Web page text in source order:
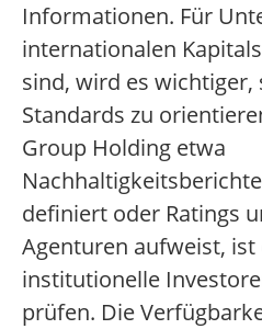
Informationen. Für
internationalen
sind, wird es
Standards zu
Group Holding etwa
definiert oder Ratings
Agenturen aufweist, ist
institutionelle
prüfen. Die